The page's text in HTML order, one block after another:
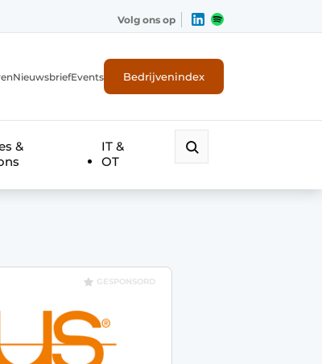
Volg ons op
NieuwsbriefEvents Bedrijvenindex
&
IT &
OT
GESPONSORD